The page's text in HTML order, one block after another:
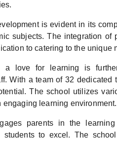
is evident in its
subjects. The integration of
to catering to the unique
a love for learning is
With a team of 32 dedicated
The school utilizes
learning environment.
parents in the
students to excel. The